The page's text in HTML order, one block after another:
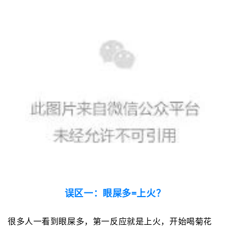
误区一：眼屎多=上火？
很多人一看到眼屎多，第一反应就是上火，开始喝菊花